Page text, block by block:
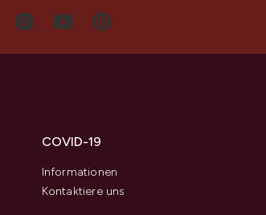
COVID-19
Informationen
Kontaktiere uns